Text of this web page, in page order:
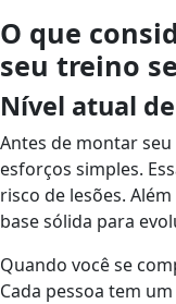
O que
seu treino
Nível atual
Antes de montar
esforços simples.
risco de lesões.
base sólida para
Quando você se
Cada pessoa tem